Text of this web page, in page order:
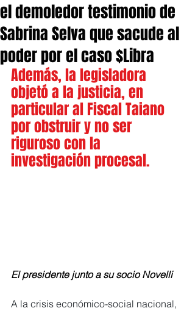
el demoledor testimonio de
Sabrina Selva que sacude al
poder por el caso $Libra
Además, la legisladora
objetó a la justicia, en
particular al Fiscal Taiano
por obstruir y no ser
riguroso con la
investigación procesal.
El presidente junto a su socio Novelli
A la crisis económico-social nacional,